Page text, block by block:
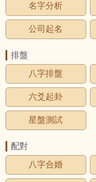
名字分析
公司起名
排盤
八字排盤
六爻起卦
星盤測試
配對
八字合婚